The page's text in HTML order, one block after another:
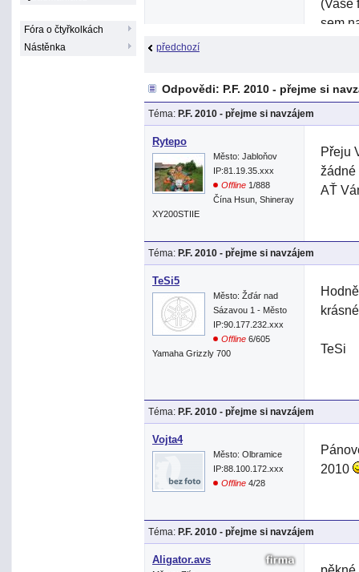
Fóra o čtyřkolkách
Nástěnka
(Vaše
sem
předchozí
Odpovědi: P.F. 2010 - přejme si
Téma: P.F. 2010 - přejme si navzájem
Rytepo
Město: Jabloňov
IP:81.19.35.xxx
Offline 1/888
Čína Hsun, Shineray
XY200STIIE
Přeju
žádné
AŤ
Téma: P.F. 2010 - přejme si navzájem
TeSi5
Město: Žďár nad
Sázavou 1 - Město
IP:90.177.232.xxx
Offline 6/605
Yamaha Grizzly 700
TeSi
Téma: P.F. 2010 - přejme si navzájem
Vojta4
Město: Olbramice
IP:88.100.172.xxx
Offline 4/28
2010
Téma: P.F. 2010 - přejme si navzájem
Aligator.avs